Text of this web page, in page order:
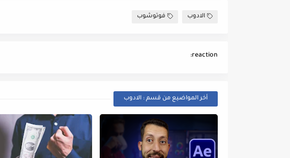
الادوب فوتوشوب
reaction:
أخر المواضيع من قسم : الادوب